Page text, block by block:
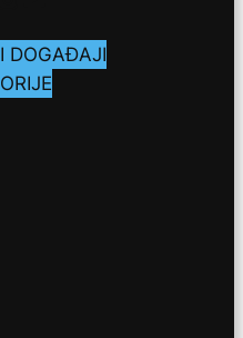
DOGAĐAJI